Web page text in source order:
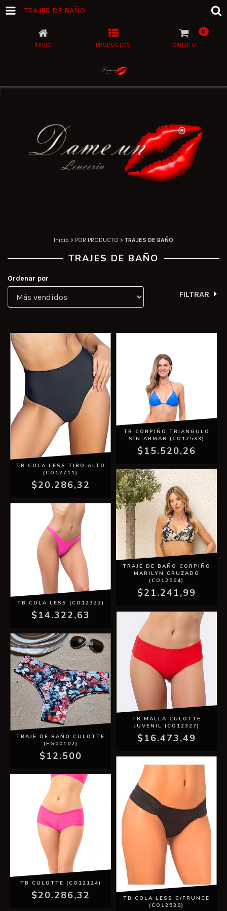
TRAJES DE BAÑO
INICIO PRODUCTOS CARRITO
0
Inicio > POR PRODUCTO > TRAJES DE BAÑO
TRAJES DE BAÑO
Ordenar por
FILTRAR
TB COLA LESS TIRO ALTO
(CO12711)
$20.286,32
TB CORPIÑO TRIANGULO
SIN ARMAR (CO12533)
$15.520,26
TB COLA LESS (CO12322)
$14.322,63
TRAJE DE BAÑO CORPIÑO
MARILYN CRUZADO
(CO12504)
$21.241,99
TRAJE DE BAÑO CULOTTE
(EG00102)
$12.500
TB MALLA CULOTTE
JUVENIL (CO12327)
$16.473,49
TB CULOTTE (CO12124)
$20.286,32
TB COLA LESS C/FRUNCE
(CO12530)